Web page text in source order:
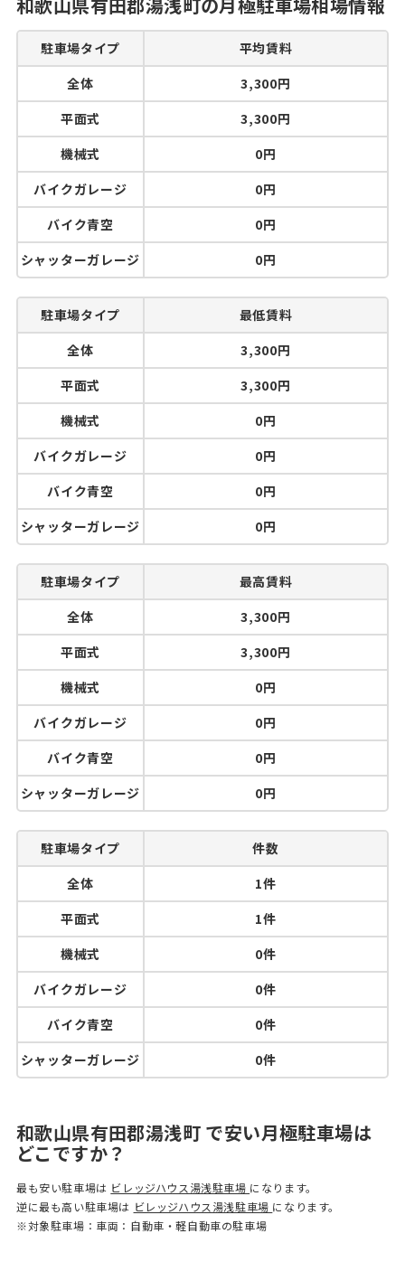
駐車場タイプ
平均賃料
全体
3,300円
平面式
3,300円
機械式
0円
バイクガレージ
0円
バイク青空
0円
シャッターガレージ
0円
駐車場タイプ
最低賃料
全体
3,300円
平面式
3,300円
機械式
0円
バイクガレージ
0円
バイク青空
0円
シャッターガレージ
0円
駐車場タイプ
最高賃料
全体
3,300円
平面式
3,300円
機械式
0円
バイクガレージ
0円
バイク青空
0円
シャッターガレージ
0円
駐車場タイプ
件数
全体
1件
平面式
1件
機械式
0件
バイクガレージ
0件
バイク青空
0件
シャッターガレージ
0件
和歌山県有田郡湯浅町 で安い月極駐車場は
どこですか？
最も安い駐車場は ビレッジハウス湯浅駐車場 になります。
逆に最も高い駐車場は ビレッジハウス湯浅駐車場 になります。
※対象駐車場：車両：自動車・軽自動車の駐車場